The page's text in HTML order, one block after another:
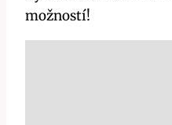
možností!